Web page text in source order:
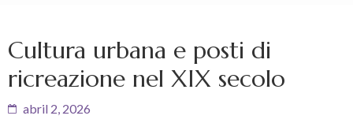
Cultura urbana e posti di
ricreazione nel XIX secolo
abril 2, 2026